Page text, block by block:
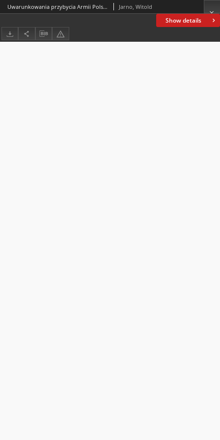
Show details
Uwarunkowania przybycia Armii Polskiej we Francji do Polski wiosną 1919 roku Jarno, Witold